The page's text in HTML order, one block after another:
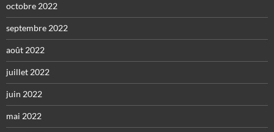
octobre 2022
septembre 2022
août 2022
juillet 2022
juin 2022
mai 2022